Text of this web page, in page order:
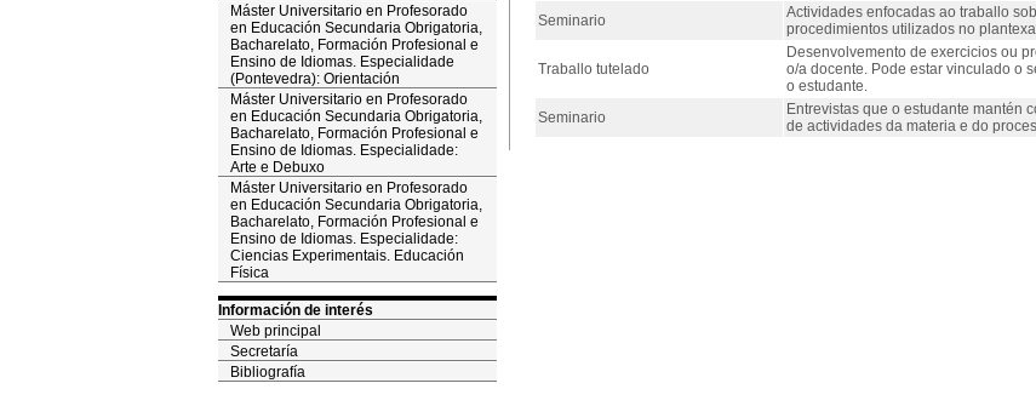
Máster Universitario en Profesorado
en Educación Secundaria Obrigatoria,
Bacharelato, Formación Profesional e
Ensino de Idiomas. Especialidade
(Pontevedra): Orientación
Máster Universitario en Profesorado
en Educación Secundaria Obrigatoria,
Bacharelato, Formación Profesional e
Ensino de Idiomas. Especialidade:
Arte e Debuxo
Máster Universitario en Profesorado
en Educación Secundaria Obrigatoria,
Bacharelato, Formación Profesional e
Ensino de Idiomas. Especialidade:
Ciencias Experimentais. Educación
Física
Información de interés
Web principal
Secretaría
Bibliografía
Seminario
Actividades enfocadas ao traballo
procedimientos utilizados no
Traballo tutelado
Desenvolvemento de exercicios ou
o/a docente. Pode estar vinculado o
o estudante.
Seminario
Entrevistas que o estudante mantén
de actividades da materia e do